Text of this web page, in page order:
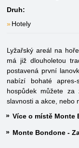
Druh:
Hotely
Lyžařský areál na
má již dlouholetou
postavená první
nabízí bohaté
hospůdek můžete za
slavnosti a akce, nebo
Více o místě Monte
Monte Bondone -